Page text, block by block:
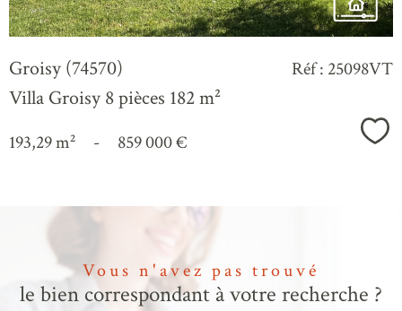
Groisy (74570)
Villa Groisy 8 pièces 182 m²
Réf : 25098VT
193,29 m² - 859 000 €
Vous n'avez pas trouvé
le bien correspondant à votre recherche ?